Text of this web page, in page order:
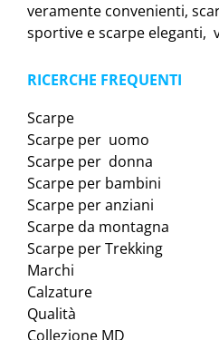
veramente convenienti,
sportive e scarpe eleganti,
RICERCHE FREQUENTI
Scarpe
Scarpe per uomo
Scarpe per donna
Scarpe per bambini
Scarpe per anziani
Scarpe da montagna
Scarpe per Trekking
Marchi
Calzature
Qualità
Collezione MD